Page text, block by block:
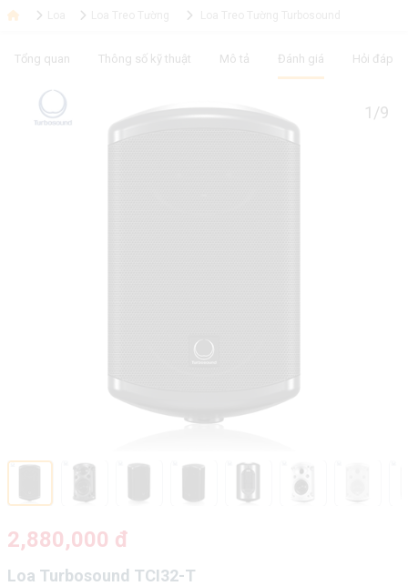
Tổng quan Thông số kỹ thuật Mô tả Đánh giá Hỏi đáp
1/9
2,880,000 đ
Loa Turbosound TCI32-T